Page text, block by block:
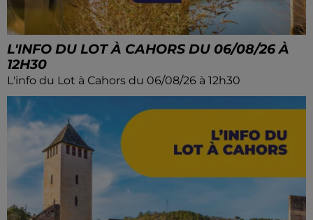
L'INFO DU LOT À CAHORS DU 06/08/26 À
12H30
L'info du Lot à Cahors du 06/08/26 à 12h30